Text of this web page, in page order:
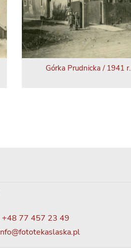
Górka Prudnicka / 1941 r.
+48 77 457 23 49